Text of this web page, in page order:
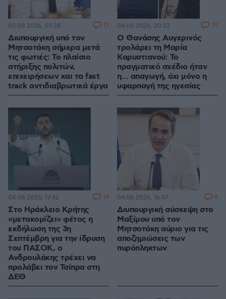
Διυπουργική υπό τον
Μητσοτάκη σήμερα μετά
τις φωτιές: Το πλαίσιο
στήριξης πολιτών,
επιχειρήσεων και τα fast
track αντιδιαβρωτικά έργα
05.08.2026, 07:28 17
Ο Θανάσης Αυγερινός
τρολάρει τη Μαρία
Καρυστιανού: Το
πραγματικό σχέδιο ήταν
η... απαγωγή, όχι μόνο η
υφαρπαγή της ηγεσίας
04.08.2026, 20:22 79
Στο Ηράκλειο Κρήτης
«μετακομίζει» φέτος η
εκδήλωση της 3η
Σεπτέμβρη για την ίδρυση
του ΠΑΣΟΚ, ο
Ανδρουλάκης τρέχει να
προλάβει τον Τσίπρα στη
ΔΕΘ
04.08.2026, 17:42 14
Διυπουργική σύσκεψη στο
Μαξίμου υπό τον
Μητσοτάκη αύριο για τις
αποζημιώσεις των
πυρόπληκτων
04.08.2026, 16:47 6